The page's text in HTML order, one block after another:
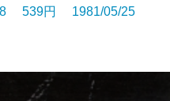
8 539円 1981/05/25